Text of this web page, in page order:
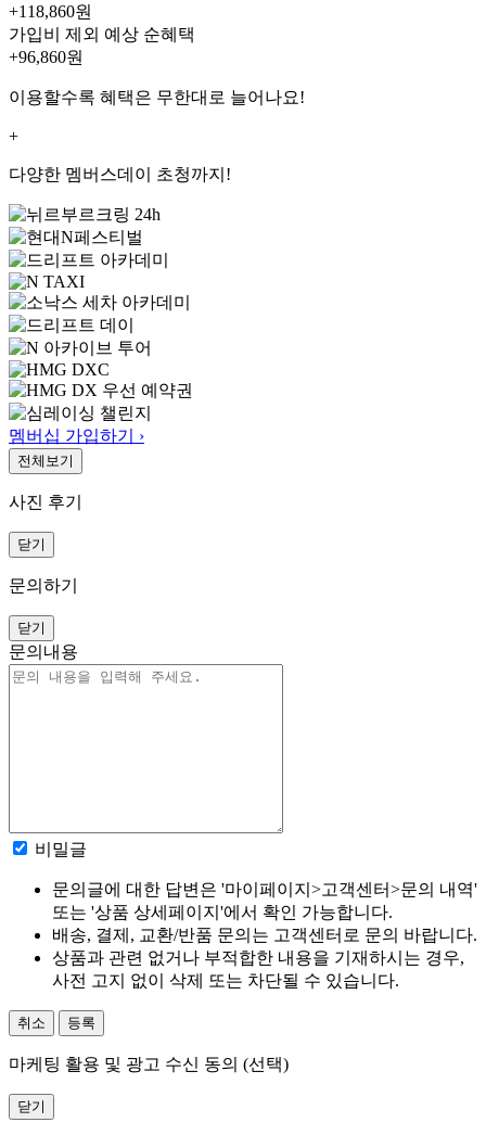
+118,860원
가입비 제외 예상 순혜택
+96,860원
이용할수록 혜택은 무한대로 늘어나요!
+
다양한 멤버스데이 초청까지!
멤버십 가입하기 ›
전체보기
사진 후기
닫기
문의하기
닫기
문의내용
비밀글
문의글에 대한 답변은 '마이페이지>고객센터>문의 내역'
또는 '상품 상세페이지'에서 확인 가능합니다.
배송, 결제, 교환/반품 문의는 고객센터로 문의 바랍니다.
상품과 관련 없거나 부적합한 내용을 기재하시는 경우,
사전 고지 없이 삭제 또는 차단될 수 있습니다.
취소 등록
마케팅 활용 및 광고 수신 동의 (선택)
닫기